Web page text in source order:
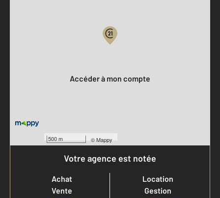
500 m ©Mappy
Accéder à mon compte
Votre agence est notée
Achat
Vente
Location
Gestion